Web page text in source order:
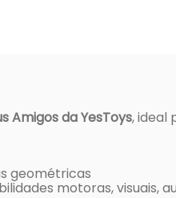
Amigos da YesToys, ideal
geométricas
motoras, visuais,